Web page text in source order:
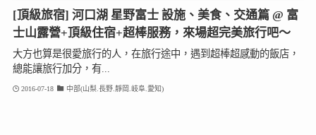
[頂級旅宿] 河口湖 星野富士 設施、美食、交通篇 @ 富
士山露營+頂級住宿+超棒服務，來場超完美旅行吧～
大方也算是很愛旅行的人，在旅行途中，遇到超棒超感動的飯店，
總能讓旅行加分，有...
2016-07-18 中部(山梨.長野.靜岡.岐阜.愛知)